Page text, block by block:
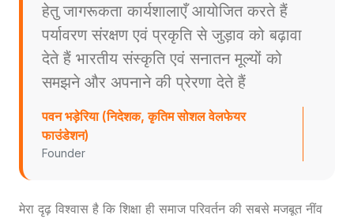
हेतु जागरूकता कार्यशालाएँ आयोजित करते हैं
पर्यावरण संरक्षण एवं प्रकृति से जुड़ाव को बढ़ावा
देते हैं भारतीय संस्कृति एवं सनातन मूल्यों को
समझने और अपनाने की प्रेरणा देते हैं
पवन भड़ेरिया (निदेशक, कृतिम सोशल वेलफेयर
फाउंडेशन)
Founder
मेरा दृढ़ विश्वास है कि शिक्षा ही समाज परिवर्तन की सबसे मजबूत नींव